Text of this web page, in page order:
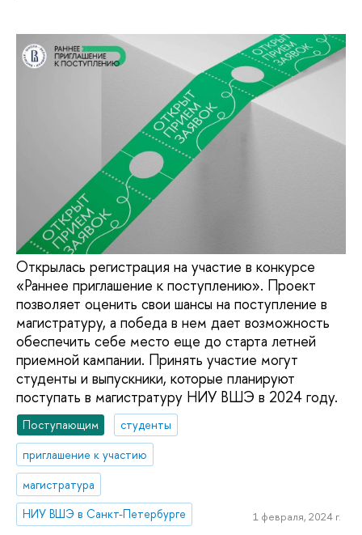
Открылась регистрация на участие в конкурсе
«Раннее приглашение к поступлению». Проект
позволяет оценить свои шансы на поступление в
магистратуру, а победа в нем дает возможность
обеспечить себе место еще до старта летней
приемной кампании. Принять участие могут
студенты и выпускники, которые планируют
поступать в магистратуру НИУ ВШЭ в 2024 году.
Поступающим
студенты
приглашение к участию
магистратура
НИУ ВШЭ в Санкт-Петербурге
1 февраля, 2024 г.